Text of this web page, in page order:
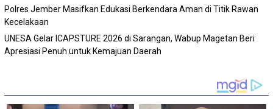
Polres Jember Masifkan Edukasi Berkendara Aman di Titik Rawan
Kecelakaan
‎UNESA Gelar ICAPSTURE 2026 di Sarangan, Wabup Magetan Beri
Apresiasi Penuh untuk Kemajuan Daerah